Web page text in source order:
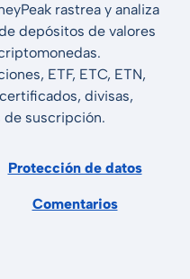
rastrea y analiza
depósitos de valores
ETF, ETC, ETN,
divisas,
suscripción.
Protección de datos
Comentarios